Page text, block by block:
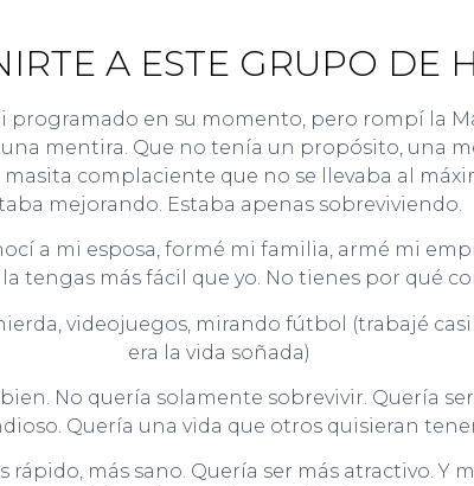
A ESTE GRUPO DE
en su momento, pero rompí la
mentira. Que no tenía un propósito, una
complaciente que no se llevaba al
mejorando. Estaba apenas sobreviviendo.
a mi esposa, formé mi familia, armé mi
tengas más fácil que yo. No tienes por qué
videojuegos, mirando fútbol (trabajé
era la vida soñada)
No quería solamente sobrevivir. Quería
Quería una vida que otros quisieran
más sano. Quería ser más atractivo.